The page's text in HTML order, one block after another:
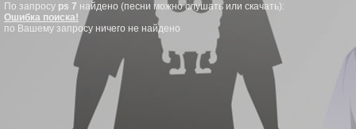
По запросу ps 7 найдено (песни можно слушать или скачать):
Ошибка поиска!
по Вашему запросу ничего не найдено